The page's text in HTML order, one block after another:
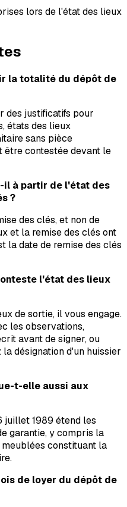
lors de l'état des lieux
la totalité du dépôt de
des justificatifs pour
états des lieux
sans pièce
contestée devant le
à partir de l'état des
?
des clés, et non de
et la remise des clés ont
la date de remise des clés
l'état des lieux
de sortie, il vous engage.
les observations,
avant de signer, ou
désignation d'un huissier
t-elle aussi aux
juillet 1989 étend les
garantie, y compris la
constituant la
de loyer du dépôt de